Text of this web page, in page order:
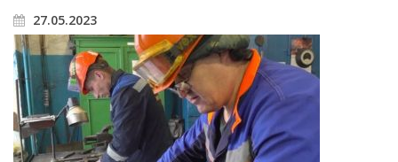
27.05.2023